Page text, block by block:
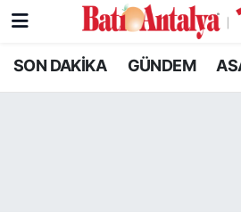
SON DAKİKA GÜNDEM
SON DAKİKA
Nöbetçi Eczaneler